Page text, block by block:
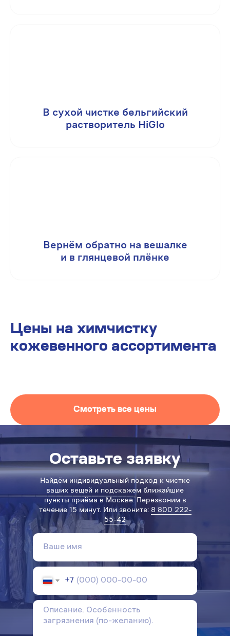
В сухой чистке бельгийский
растворитель HiGlo
Вернём обратно на вешалке
и в глянцевой плёнке
Цены на химчистку
кожевенного ассортимента
Смотреть все цены
Оставьте заявку
Найдём индивидуальный подход к чистке
ваших вещей и подскажем ближайшие
пункты приёма в Москве. Перезвоним в
течение 15 минут. Или звоните: 8 800 222-
55-42
+7